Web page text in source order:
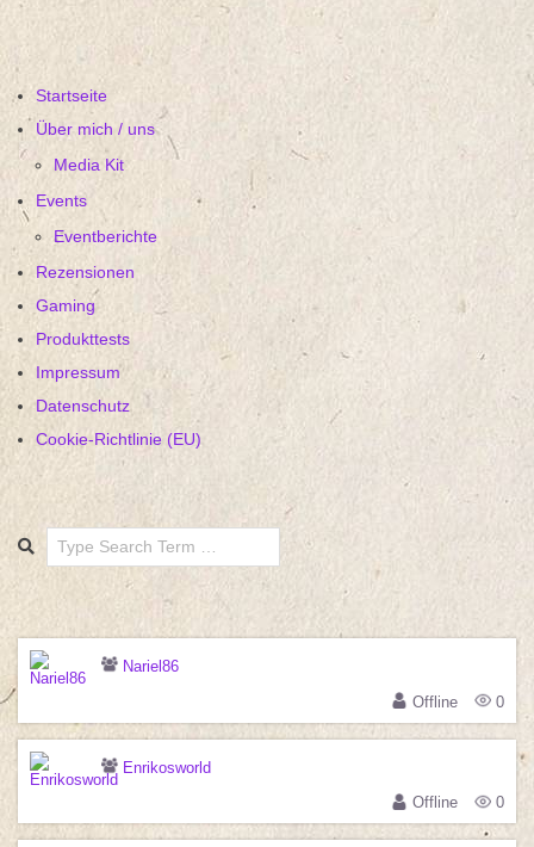
Startseite
Über mich / uns
Media Kit
Events
Eventberichte
Rezensionen
Gaming
Produkttests
Impressum
Datenschutz
Cookie-Richtlinie (EU)
Search
Nariel86
Offline
0
Enrikosworld
Offline
0